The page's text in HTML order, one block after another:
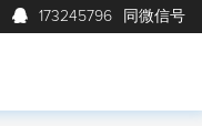
173245796 同微信号